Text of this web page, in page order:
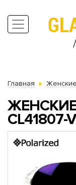
Главная
ЖЕНСКИЕ
CL41807-